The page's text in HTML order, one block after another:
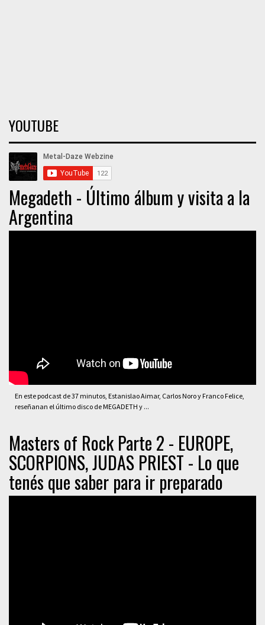
YOUTUBE
Megadeth - Último álbum y visita a la
Argentina
En este podcast de 37 minutos, Estanislao Aimar, Carlos Noro y Franco Felice,
reseñanan el último disco de MEGADETH y ...
Masters of Rock Parte 2 - EUROPE,
SCORPIONS, JUDAS PRIEST - Lo que
tenés que saber para ir preparado